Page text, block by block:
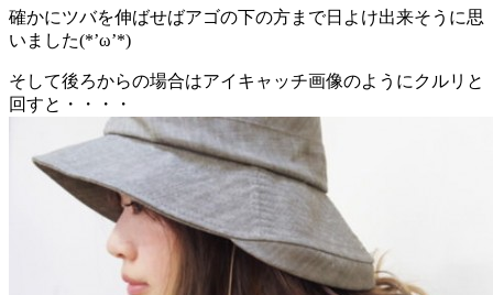
確かにツバを伸ばせばアゴの下の方まで日よけ出来そうに思
いました(*’ω’*)
そして後ろからの場合はアイキャッチ画像のようにクルリと
回すと・・・・